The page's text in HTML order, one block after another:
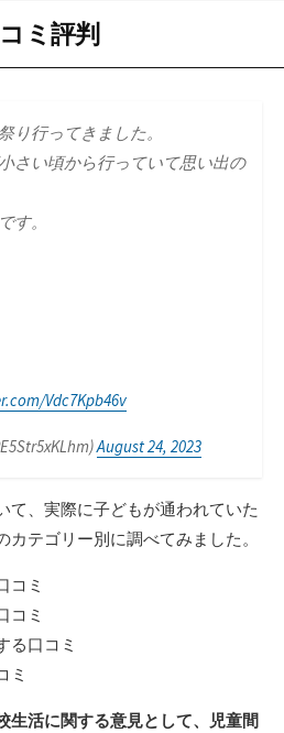
ミ評判
り行ってきました。
さい頃から行っていて思い出の
す。
Vdc7Kpb46v
August 24, 2023
て、実際に子どもが通われていた
テゴリー別に調べてみました。
コミ
コミ
る口コミ
ミ
生活に関する意見として、児童間